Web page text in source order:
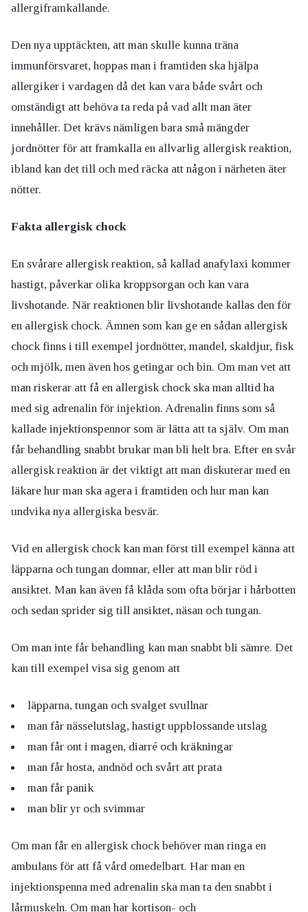
allergiframkallande.
Den nya upptäckten, att man skulle kunna träna
immunförsvaret, hoppas man i framtiden ska hjälpa
allergiker i vardagen då det kan vara både svårt och
omständigt att behöva ta reda på vad allt man äter
innehåller. Det krävs nämligen bara små mängder
jordnötter för att framkalla en allvarlig allergisk reaktion,
ibland kan det till och med räcka att någon i närheten äter
nötter.
Fakta allergisk chock
En svårare allergisk reaktion, så kallad anafylaxi kommer
hastigt, påverkar olika kroppsorgan och kan vara
livshotande. När reaktionen blir livshotande kallas den för
en allergisk chock. Ämnen som kan ge en sådan allergisk
chock finns i till exempel jordnötter, mandel, skaldjur, fisk
och mjölk, men även hos getingar och bin. Om man vet att
man riskerar att få en allergisk chock ska man alltid ha
med sig adrenalin för injektion. Adrenalin finns som så
kallade injektionspennor som är lätta att ta själv. Om man
får behandling snabbt brukar man bli helt bra. Efter en svår
allergisk reaktion är det viktigt att man diskuterar med en
läkare hur man ska agera i framtiden och hur man kan
undvika nya allergiska besvär.
Vid en allergisk chock kan man först till exempel känna att
läpparna och tungan domnar, eller att man blir röd i
ansiktet. Man kan även få klåda som ofta börjar i hårbotten
och sedan sprider sig till ansiktet, näsan och tungan.
Om man inte får behandling kan man snabbt bli sämre. Det
kan till exempel visa sig genom att
läpparna, tungan och svalget svullnar
man får nässelutslag, hastigt uppblossande utslag
man får ont i magen, diarré och kräkningar
man får hosta, andnöd och svårt att prata
man får panik
man blir yr och svimmar
Om man får en allergisk chock behöver man ringa en
ambulans för att få vård omedelbart. Har man en
injektionspenna med adrenalin ska man ta den snabbt i
lårmuskeln. Om man har kortison- och